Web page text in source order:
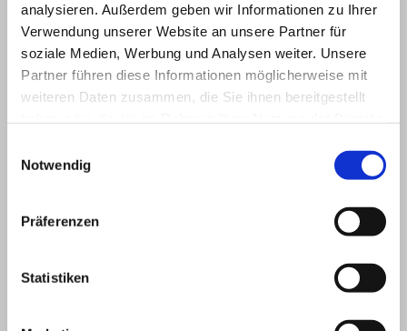
analysieren. Außerdem geben wir Informationen zu Ihrer
Verwendung unserer Website an unsere Partner für
soziale Medien, Werbung und Analysen weiter. Unsere
Partner führen diese Informationen möglicherweise mit
weiteren Daten zusammen, die Sie ihnen bereitgestellt
Notwendig
Präferenzen
Statistiken
Mitglied der VGem.
Ruhmannsfelden
Bürgermeister:
2. Bürgermeisterin: Markus
Freisinger
Zust. Finanzamt und Amtsgericht:
Kontakt